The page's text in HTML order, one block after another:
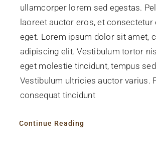
ullamcorper lorem sed egestas.
laoreet auctor eros, et
eget. Lorem ipsum dolor sit amet,
adipiscing elit. Vestibulum tortor
eget molestie tincidunt, tempus
Vestibulum ultricies auctor varius.
consequat tincidunt
Continue Reading